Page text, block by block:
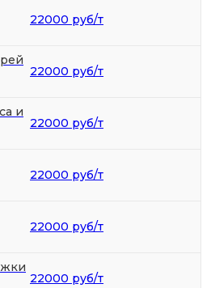
22000 руб/т
22000 руб/т
и
22000 руб/т
22000 руб/т
22000 руб/т
22000 руб/т